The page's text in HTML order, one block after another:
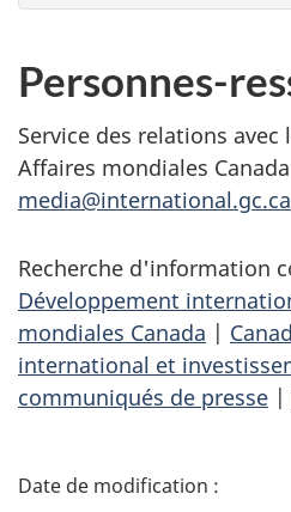
Personnes-
Service des relations avec
Affaires mondiales Canada
media@international.gc.ca
Recherche d'information
Développement
mondiales Canada |
international et
communiqués de presse |
D